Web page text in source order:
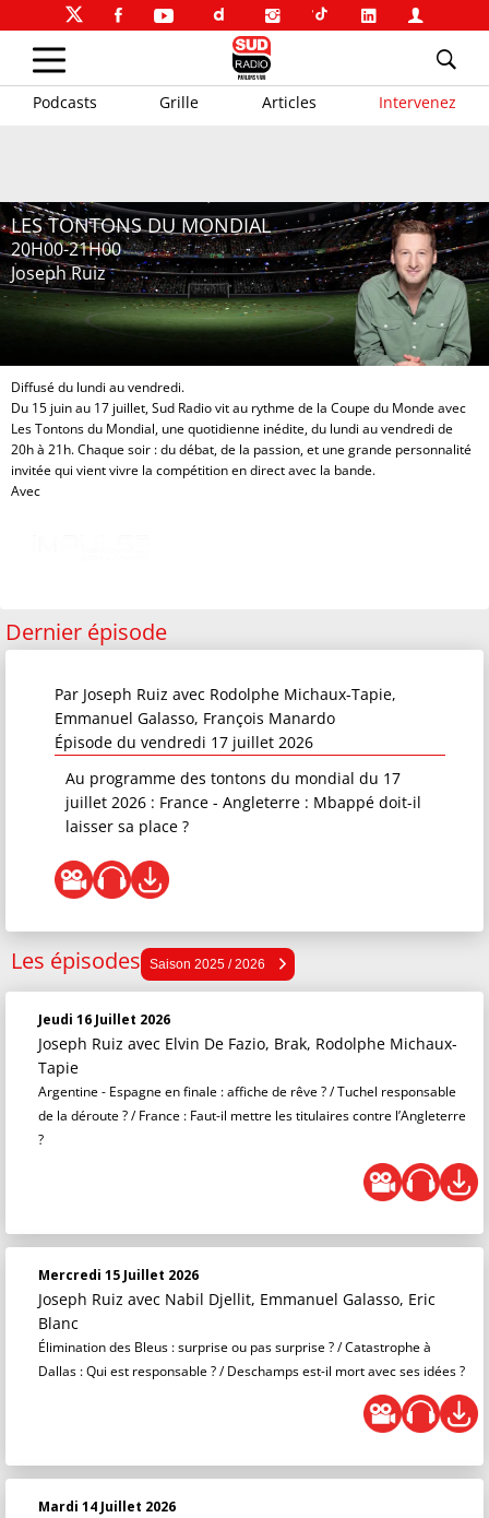
Podcasts Grille Articles Intervenez
LES TONTONS DU MONDIAL
20H00-21H00
Joseph Ruiz
Diffusé du lundi au vendredi.
Du 15 juin au 17 juillet, Sud Radio vit au rythme de la Coupe du Monde avec
Les Tontons du Mondial, une quotidienne inédite, du lundi au vendredi de
20h à 21h. Chaque soir : du débat, de la passion, et une grande personnalité
invitée qui vient vivre la compétition en direct avec la bande.
Avec
Dernier épisode
Par Joseph Ruiz avec Rodolphe Michaux-Tapie,
Emmanuel Galasso, François Manardo
Épisode du vendredi 17 juillet 2026
Au programme des tontons du mondial du 17
juillet 2026 : France - Angleterre : Mbappé doit-il
laisser sa place ?
Les épisodes Saison 2025 / 2026
Saison 2024 / 2025
Saison 2023 / 2024
Saison 2021 / 2022
Jeudi 16 Juillet 2026
Joseph Ruiz avec Elvin De Fazio, Brak, Rodolphe Michaux-
Tapie
Argentine - Espagne en finale : affiche de rêve ? / Tuchel responsable
de la déroute ? / France : Faut-il mettre les titulaires contre l’Angleterre
?
Mercredi 15 Juillet 2026
Joseph Ruiz avec Nabil Djellit, Emmanuel Galasso, Eric
Blanc
Élimination des Bleus : surprise ou pas surprise ? / Catastrophe à
Dallas : Qui est responsable ? / Deschamps est-il mort avec ses idées ?
Mardi 14 Juillet 2026